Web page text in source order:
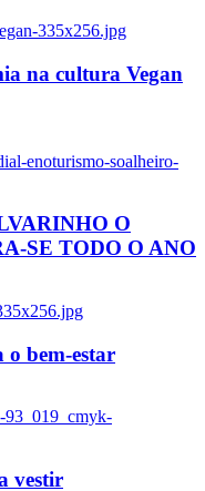
335x256.jpg
na cultura Vegan
enoturismo-soalheiro-
O
SE TODO O ANO
o bem-estar
93_019_cmyk-
vestir